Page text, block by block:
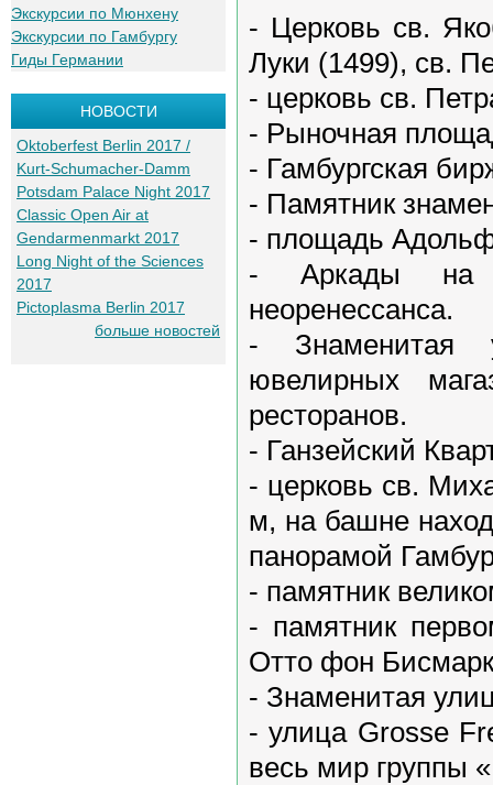
- Церковь св.
Луки (1499), св.
- церковь св.
- Рыночная
- Гамбургская
- Памятник
- площадь
- Аркады на
неоренессанса.
- Знаменитая
ювелирных
ресторанов.
- Ганзейский
- церковь св.
м, на башне
панорамой
- памятник
- памятник
Отто фон
- Знаменитая
- улица Grosse
весь мир группы
Экскурсии по Мюнхену
Экскурсии по Гамбургу
Гиды Германии
НОВОСТИ
Oktoberfest Berlin 2017 /
Kurt-Schumacher-Damm
Potsdam Palace Night 2017
Classic Open Air at
Gendarmenmarkt 2017
Long Night of the Sciences
2017
Pictoplasma Berlin 2017
больше новостей